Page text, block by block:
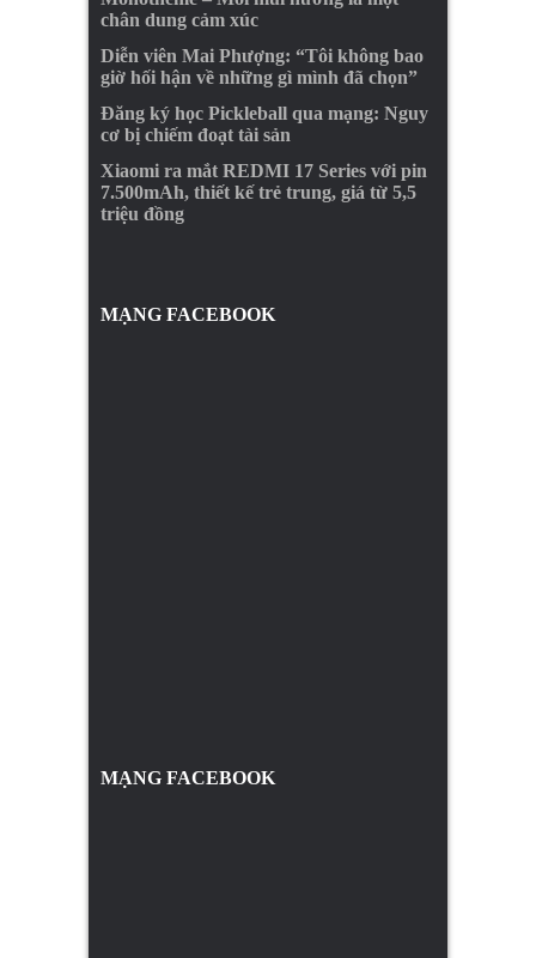
chân dung cảm xúc
Diễn viên Mai Phượng: “Tôi không bao
giờ hối hận về những gì mình đã chọn”
Đăng ký học Pickleball qua mạng: Nguy
cơ bị chiếm đoạt tài sản
Xiaomi ra mắt REDMI 17 Series với pin
7.500mAh, thiết kế trẻ trung, giá từ 5,5
triệu đồng
MẠNG FACEBOOK
MẠNG FACEBOOK